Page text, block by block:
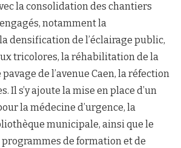
la consolidation des chantiers
notamment la
densification de l’éclairage public,
tricolores, la réhabilitation de la
pavage de l’avenue Caen, la réfection
Il s’y ajoute la mise en place d’un
la médecine d’urgence, la
municipale, ainsi que le
de formation et de